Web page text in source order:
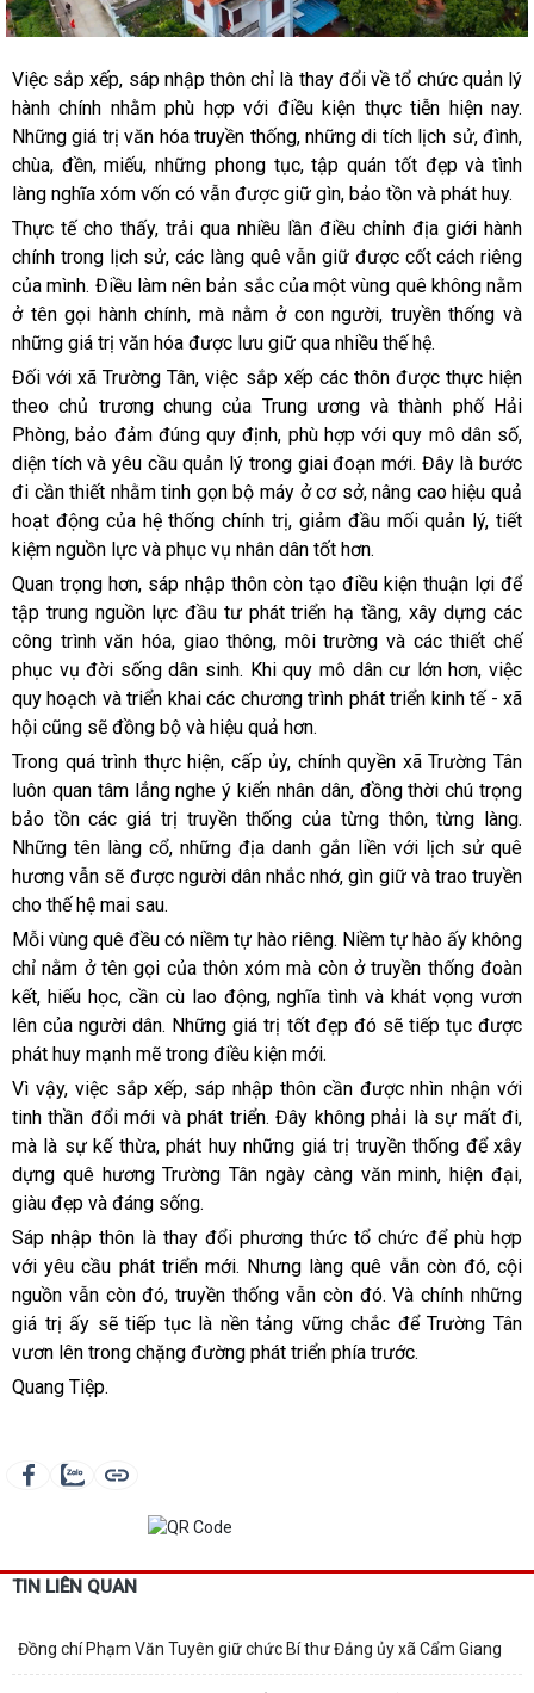
Việc sắp xếp, sáp nhập thôn chỉ là thay đổi về tổ chức quản lý
hành chính nhằm phù hợp với điều kiện thực tiễn hiện nay.
Những giá trị văn hóa truyền thống, những di tích lịch sử, đình,
chùa, đền, miếu, những phong tục, tập quán tốt đẹp và tình
làng nghĩa xóm vốn có vẫn được giữ gìn, bảo tồn và phát huy.
Thực tế cho thấy, trải qua nhiều lần điều chỉnh địa giới hành
chính trong lịch sử, các làng quê vẫn giữ được cốt cách riêng
của mình. Điều làm nên bản sắc của một vùng quê không nằm
ở tên gọi hành chính, mà nằm ở con người, truyền thống và
những giá trị văn hóa được lưu giữ qua nhiều thế hệ.
Đối với xã Trường Tân, việc sắp xếp các thôn được thực hiện
theo chủ trương chung của Trung ương và thành phố Hải
Phòng, bảo đảm đúng quy định, phù hợp với quy mô dân số,
diện tích và yêu cầu quản lý trong giai đoạn mới. Đây là bước
đi cần thiết nhằm tinh gọn bộ máy ở cơ sở, nâng cao hiệu quả
hoạt động của hệ thống chính trị, giảm đầu mối quản lý, tiết
kiệm nguồn lực và phục vụ nhân dân tốt hơn.
Quan trọng hơn, sáp nhập thôn còn tạo điều kiện thuận lợi để
tập trung nguồn lực đầu tư phát triển hạ tầng, xây dựng các
công trình văn hóa, giao thông, môi trường và các thiết chế
phục vụ đời sống dân sinh. Khi quy mô dân cư lớn hơn, việc
quy hoạch và triển khai các chương trình phát triển kinh tế - xã
hội cũng sẽ đồng bộ và hiệu quả hơn.
Trong quá trình thực hiện, cấp ủy, chính quyền xã Trường Tân
luôn quan tâm lắng nghe ý kiến nhân dân, đồng thời chú trọng
bảo tồn các giá trị truyền thống của từng thôn, từng làng.
Những tên làng cổ, những địa danh gắn liền với lịch sử quê
hương vẫn sẽ được người dân nhắc nhớ, gìn giữ và trao truyền
cho thế hệ mai sau.
Mỗi vùng quê đều có niềm tự hào riêng. Niềm tự hào ấy không
chỉ nằm ở tên gọi của thôn xóm mà còn ở truyền thống đoàn
kết, hiếu học, cần cù lao động, nghĩa tình và khát vọng vươn
lên của người dân. Những giá trị tốt đẹp đó sẽ tiếp tục được
phát huy mạnh mẽ trong điều kiện mới.
Vì vậy, việc sắp xếp, sáp nhập thôn cần được nhìn nhận với
tinh thần đổi mới và phát triển. Đây không phải là sự mất đi,
mà là sự kế thừa, phát huy những giá trị truyền thống để xây
dựng quê hương Trường Tân ngày càng văn minh, hiện đại,
giàu đẹp và đáng sống.
Sáp nhập thôn là thay đổi phương thức tổ chức để phù hợp
với yêu cầu phát triển mới. Nhưng làng quê vẫn còn đó, cội
nguồn vẫn còn đó, truyền thống vẫn còn đó. Và chính những
giá trị ấy sẽ tiếp tục là nền tảng vững chắc để Trường Tân
vươn lên trong chặng đường phát triển phía trước.
Quang Tiệp.
TIN LIÊN QUAN
Đồng chí Phạm Văn Tuyên giữ chức Bí thư Đảng ủy xã Cẩm Giang